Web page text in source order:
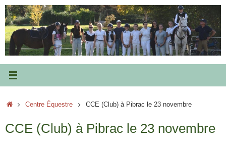
Passer
au
contenu
Accueil
Centre Équestre CCE (Club) à Pibrac le 23 novembre
CCE (Club) à Pibrac le 23 novembre